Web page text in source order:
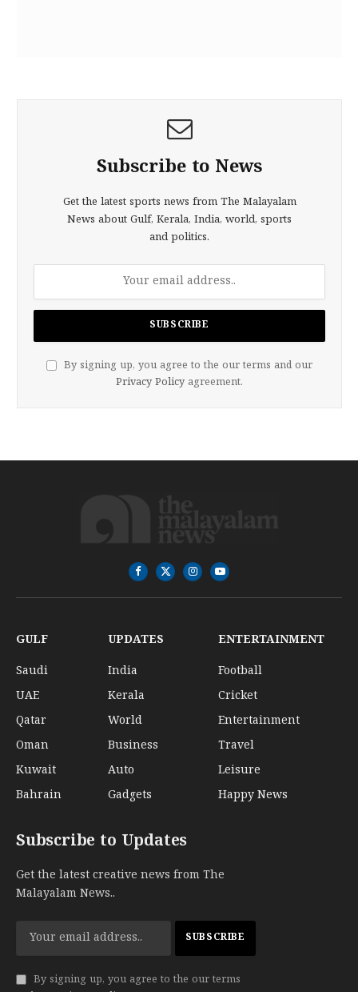
Subscribe to News
Get the latest sports news from The Malayalam
News about Gulf, Kerala, India, world, sports
and politics.
By signing up, you agree to the our terms and our
Privacy Policy agreement.
Facebook
X
(Twitter)
InstagramYouTube
GULF
Saudi
UAE
Qatar
Oman
Kuwait
Bahrain
UPDATES
India
Kerala
World
Business
Auto
Gadgets
ENTERTAINMENT
Football
Cricket
Entertainment
Travel
Leisure
Happy News
Subscribe to Updates
Get the latest creative news from The
Malayalam News..
By signing up, you agree to the our terms